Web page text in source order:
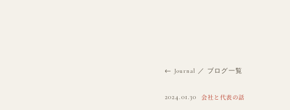
← Journal ／ ブログ一覧
2024.01.30 会社と代表の話